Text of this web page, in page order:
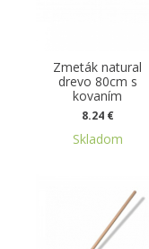
Zmeták natural
drevo 80cm s
kovaním
8.24 €
Skladom